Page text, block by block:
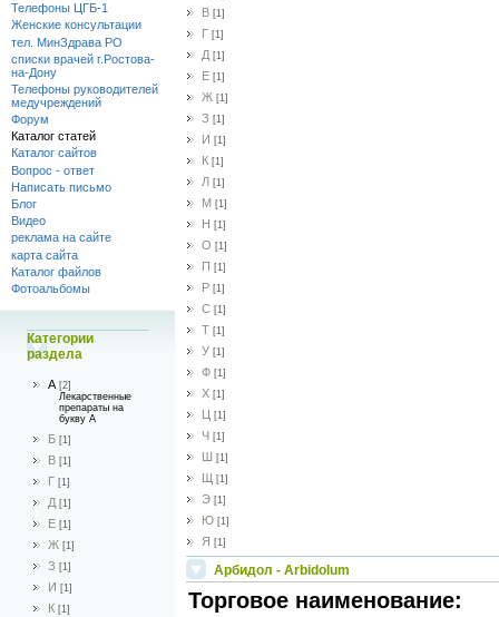
Телефоны ЦГБ-1
Женские консультации
тел. МинЗдрава РО
списки врачей г.Ростова-
на-Дону
Телефоны руководителей
медучреждений
Форум
Каталог статей
Каталог сайтов
Вопрос - ответ
Написать письмо
Блог
Видео
реклама на сайте
карта сайта
Каталог файлов
Фотоальбомы
Категории
раздела
А [2]
Лекарственные
препараты на
букву А
Б [1]
В [1]
Г [1]
Д [1]
Е [1]
Ж [1]
З [1]
И [1]
К [1]
В [1]
Г [1]
Д [1]
Е [1]
Ж [1]
З [1]
И [1]
К [1]
Л [1]
М [1]
Н [1]
О [1]
П [1]
Р [1]
С [1]
Т [1]
У [1]
Ф [1]
Х [1]
Ц [1]
Ч [1]
Ш [1]
Щ [1]
Э [1]
Ю [1]
Я [1]
Арбидол - Аrbidolum
Торговое наименование: